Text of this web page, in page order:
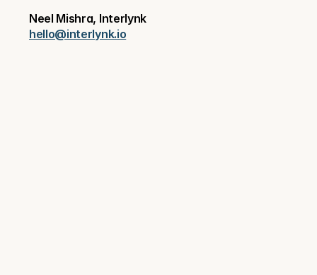
Neel Mishra, Interlynk
hello@interlynk.io